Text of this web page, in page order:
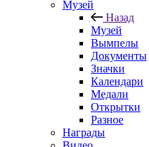
Музей
Назад
Музей
Вымпелы
Документы
Значки
Календари
Медали
Открытки
Разное
Награды